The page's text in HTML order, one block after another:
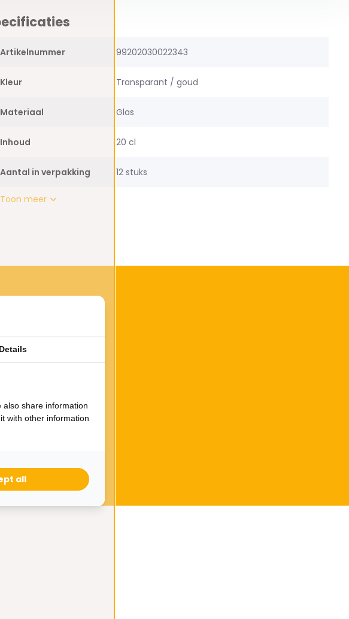
Artikelnummer 99202030022343
Kleur Transparant / goud
Materiaal Glas
Inhoud 20 cl
Aantal in verpakking 12 stuks
Toon meer
Details
share information
with other information
all